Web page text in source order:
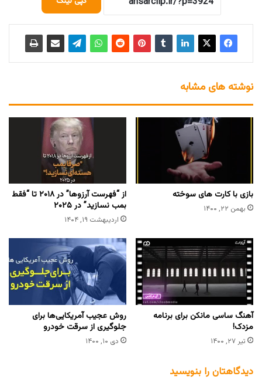
نوشته های مشابه
بازی با کارت های سوخته
بهمن ۲۲, ۱۴۰۰
از “فهرست آرزوها” در ۲۰۱۸ تا “فقط
بمب نسازید” در ۲۰۲۵
اردیبهشت ۱۹, ۱۴۰۴
آهنگ ساسی مانکن برای برنامه
مزدک!
تیر ۲۷, ۱۴۰۰
روش عجیب آمریکایی‌ها برای
جلوگیری از سرقت خودرو
دی ۱۰, ۱۴۰۰
دیدگاهتان را بنویسید